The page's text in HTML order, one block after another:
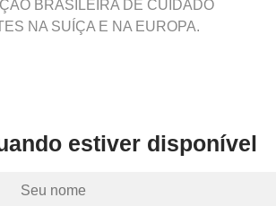
BRASILEIRA DE CUIDADO
NA SUÍÇA E NA EUROPA.
estiver disponível